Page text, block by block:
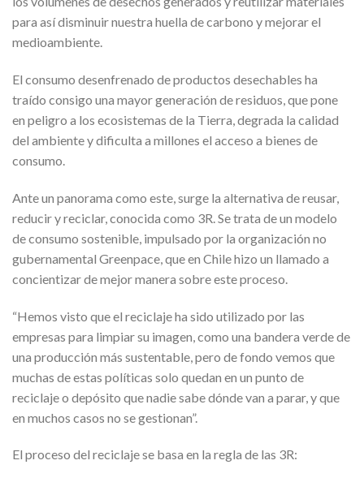
para así disminuir nuestra huella de carbono y mejorar el
medioambiente.
El consumo desenfrenado de productos desechables ha
traído consigo una mayor generación de residuos, que pone
en peligro a los ecosistemas de la Tierra, degrada la calidad
del ambiente y dificulta a millones el acceso a bienes de
consumo.
Ante un panorama como este, surge la alternativa de reusar,
reducir y reciclar, conocida como 3R. Se trata de un modelo
de consumo sostenible, impulsado por la organización no
gubernamental Greenpace, que en Chile hizo un llamado a
concientizar de mejor manera sobre este proceso.
“Hemos visto que el reciclaje ha sido utilizado por las
empresas para limpiar su imagen, como una bandera verde de
una producción más sustentable, pero de fondo vemos que
muchas de estas políticas solo quedan en un punto de
reciclaje o depósito que nadie sabe dónde van a parar, y que
en muchos casos no se gestionan”.
El proceso del reciclaje se basa en la regla de las 3R: